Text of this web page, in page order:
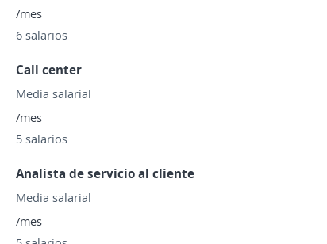
/mes
6 salarios
Call center
Media salarial
/mes
5 salarios
Analista de servicio al cliente
Media salarial
/mes